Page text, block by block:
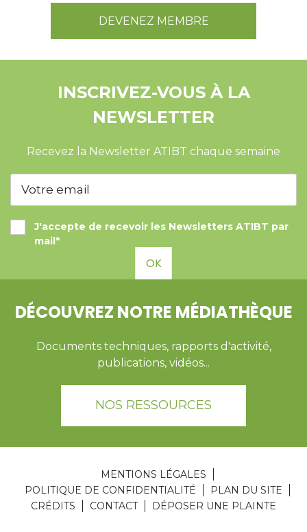
DEVENEZ MEMBRE
INSCRIVEZ-VOUS À LA
NEWSLETTER
Recevez la Newsletter ATIBT chaque semaine
J'accepte de recevoir les Newsletters ATIBT par
mail*
OK
DÉCOUVREZ NOTRE MÉDIATHÈQUE
Documents techniques, rapports d'activité,
publications, vidéos...
NOS RESSOURCES
MENTIONS LÉGALES
POLITIQUE DE CONFIDENTIALITÉ
PLAN DU SITE
CRÉDITS
CONTACT DÉPOSER UNE PLAINTE